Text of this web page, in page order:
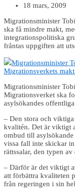
18 mars, 2009
Migrationsminister
ska få mindre makt,
integrationspolitiska
fråntas uppgiften att
Migrationsminister
Migrationsverkets
Migrationsminister
Migrationsverket ska
asylsökandes
– Den stora och
kvalitén. Det är viktigt
ombud till
vissa fall inte skickar
rättssalar, den typen
– Därför är det viktigt
att förbättra kvaliteten
från regeringen i sin